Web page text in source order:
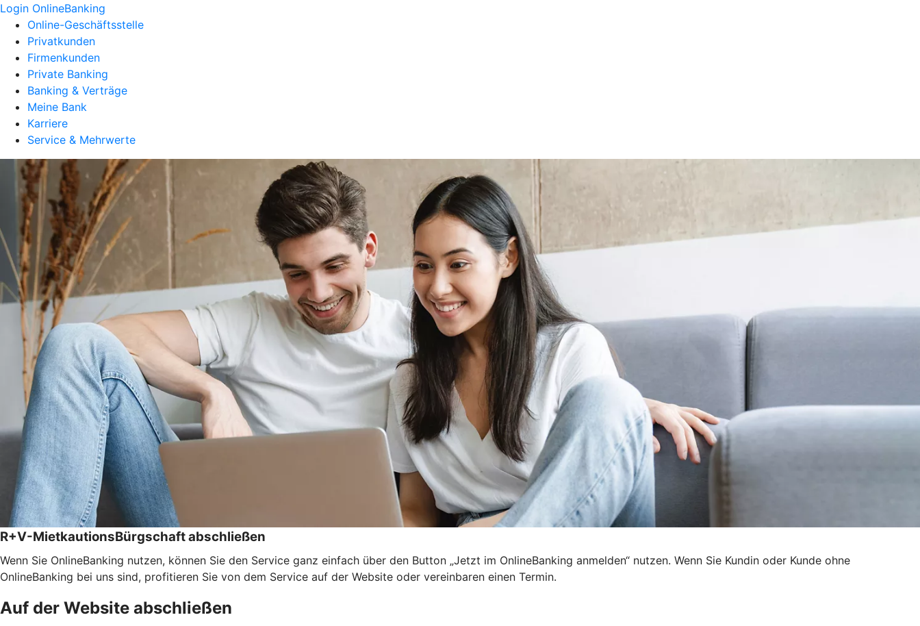
Login OnlineBanking
Online-Geschäftsstelle
Privatkunden
Firmenkunden
Private Banking
Banking & Verträge
Meine Bank
Karriere
Service & Mehrwerte
R+V-MietkautionsBürgschaft abschließen
Wenn Sie OnlineBanking nutzen, können Sie den Service ganz einfach über den Button „Jetzt im OnlineBanking anmelden“ nutzen. Wenn Sie Kundin oder Kunde ohne
OnlineBanking bei uns sind, profitieren Sie von dem Service auf der Website oder vereinbaren einen Termin.
Auf der Website abschließen